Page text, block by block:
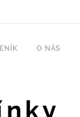
O NÁS